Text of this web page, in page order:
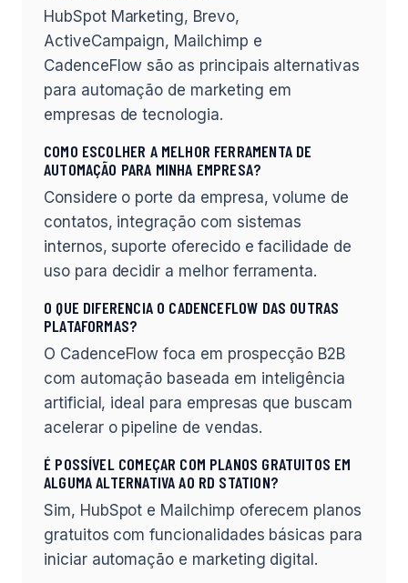
HubSpot Marketing, Brevo,
ActiveCampaign, Mailchimp e
CadenceFlow são as principais alternativas
para automação de marketing em
empresas de tecnologia.
COMO ESCOLHER A MELHOR FERRAMENTA DE
AUTOMAÇÃO PARA MINHA EMPRESA?
Considere o porte da empresa, volume de
contatos, integração com sistemas
internos, suporte oferecido e facilidade de
uso para decidir a melhor ferramenta.
O QUE DIFERENCIA O CADENCEFLOW DAS OUTRAS
PLATAFORMAS?
O CadenceFlow foca em prospecção B2B
com automação baseada em inteligência
artificial, ideal para empresas que buscam
acelerar o pipeline de vendas.
É POSSÍVEL COMEÇAR COM PLANOS GRATUITOS EM
ALGUMA ALTERNATIVA AO RD STATION?
Sim, HubSpot e Mailchimp oferecem planos
gratuitos com funcionalidades básicas para
iniciar automação e marketing digital.